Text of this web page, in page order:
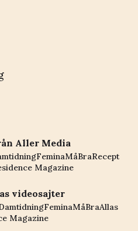
Aller Media
FeminaMåBraRecept
Magazine
videosajter
FeminaMåBraAllas
Magazine